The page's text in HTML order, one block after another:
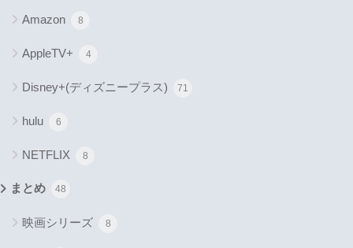
Amazon 8
AppleTV+ 4
Disney+(ディズニープラス) 71
hulu 6
NETFLIX 8
まとめ 48
映画シリーズ 8